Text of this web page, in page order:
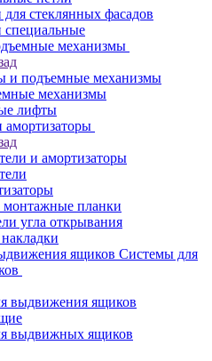
стеклянных фасадов
специальные
механизмы
и подъемные механизмы
механизмы
лифты
амортизаторы
и амортизаторы
планки
угла открывания
Системы для
выдвижения ящиков
выдвижных ящиков